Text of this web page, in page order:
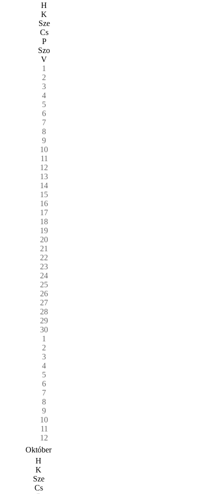
H
K
Sze
Cs
P
Szo
V
1
2
3
4
5
6
7
8
9
10
11
12
13
14
15
16
17
18
19
20
21
22
23
24
25
26
27
28
29
30
1
2
3
4
5
6
7
8
9
10
11
12
Október
H
K
Sze
Cs